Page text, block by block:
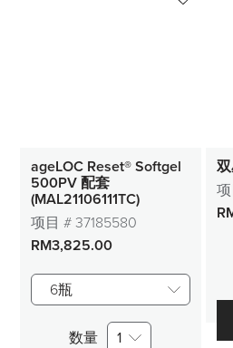
ageLOC Reset® Softgel
500PV 配套
(MAL21106111TC)
项目 # 37185580
RM3,825.00
6瓶
数量 1